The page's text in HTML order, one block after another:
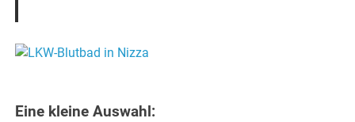
Eine kleine Auswahl: